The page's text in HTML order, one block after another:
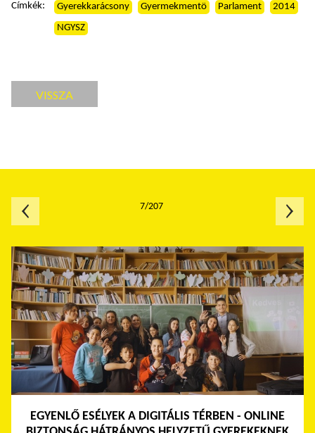
Címkék: Gyerekkarácsony Gyermekmentö Parlament
2014
NGYSZ
VISSZA
EGYENLŐ ESÉLYEK A DIGITÁLIS TÉRBEN - ONLINE
7/207